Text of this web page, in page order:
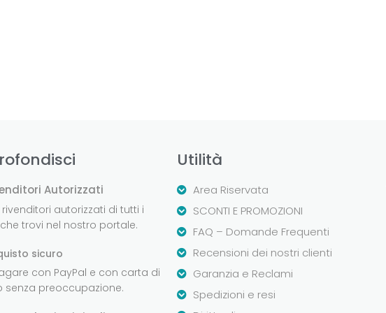
Autorizzati
autorizzati di tutti i
trovi nel nostro portale.
sicuro
con PayPal e con carta di
senza preoccupazione.
Utilità
Area Riservata
SCONTI E PROMOZIONI
FAQ – Domande Frequenti
Recensioni dei nostri clienti
Garanzia e Reclami
Spedizioni e resi